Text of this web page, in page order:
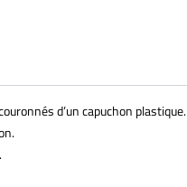
d’un capuchon plastique.